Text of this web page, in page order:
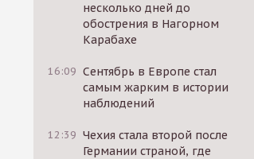
несколько дней до
обострения в Нагорном
Карабахе
16:09 Сентябрь в Европе стал
самым жарким в истории
наблюдений
12:39 Чехия стала второй после
Германии страной, где